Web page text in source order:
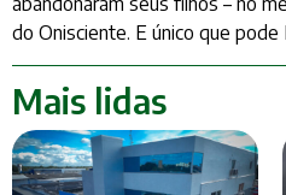
Mais lidas